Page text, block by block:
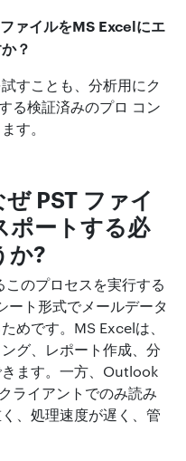
ァイルをMS Excelにエ
？
すことも、分析用にク
る検証済みのプロ コン
す。
PST ファイ
ポートする必
か?
のプロセスを実行する
ート形式でメールデータ
めです。MS Excelは、
グ、レポート作成、分
ます。一方、Outlook
ライアントでのみ読み
、処理速度が遅く、管